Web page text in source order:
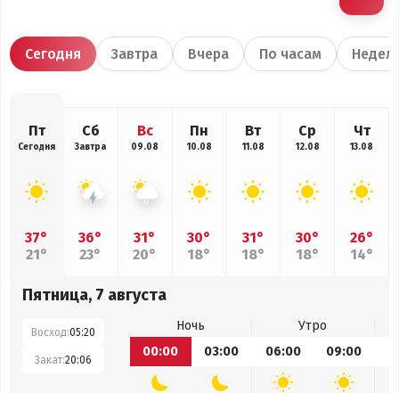
Сегодня Завтра Вчера По часам
Пт
Сегодня
37°
21°
Сб
Завтра
36°
23°
Вс
09.08
31°
20°
Пн
10.08
30°
18°
Вт
11.08
31°
18°
Ср
12.08
30°
18°
Чт
13.08
26°
14°
Пятница, 7 августа
Восход:05:20
Закат:20:06
Ночь
Утро
00:00
03:00 06:00 09:00